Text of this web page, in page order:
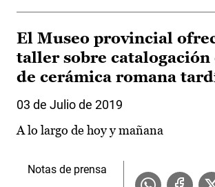
El Museo provincial
taller sobre catalogación
de cerámica romana
03 de Julio de 2019
A lo largo de hoy y mañana
Notas de prensa